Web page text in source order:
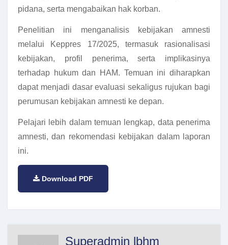
pidana, serta mengabaikan hak korban.
Penelitian ini menganalisis kebijakan amnesti
melalui Keppres 17/2025, termasuk rasionalisasi
kebijakan, profil penerima, serta implikasinya
terhadap hukum dan HAM. Temuan ini diharapkan
dapat menjadi dasar evaluasi sekaligus rujukan bagi
perumusan kebijakan amnesti ke depan.
Pelajari lebih dalam temuan lengkap, data penerima
amnesti, dan rekomendasi kebijakan dalam laporan
ini.
Download PDF
Superadmin lbhm